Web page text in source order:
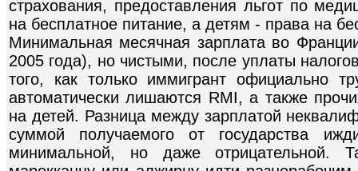
страхования, предоставления льгот по
на бесплатное питание, а детям - права на
Минимальная месячная зарплата во
2005 года), но чистыми, после уплаты
того, как только иммигрант официально
автоматически лишаются RMI, а также
на детей. Разница между зарплатой
суммой получаемого от государства
минимальной, но даже отрицательной.